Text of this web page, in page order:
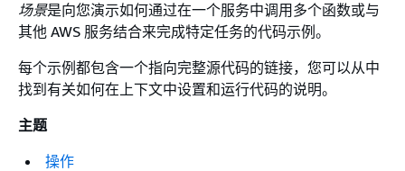
场景是向您演示如何通过在一个服务中调用多个函数或与
其他 AWS 服务结合来完成特定任务的代码示例。
每个示例都包含一个指向完整源代码的链接，您可以从中
找到有关如何在上下文中设置和运行代码的说明。
主题
操作